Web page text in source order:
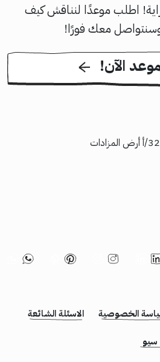
اطلب موعدًا لنناقش كيف
معك فورًا!
الآن
الخصوصية الاسئلة الشائعة
سيو